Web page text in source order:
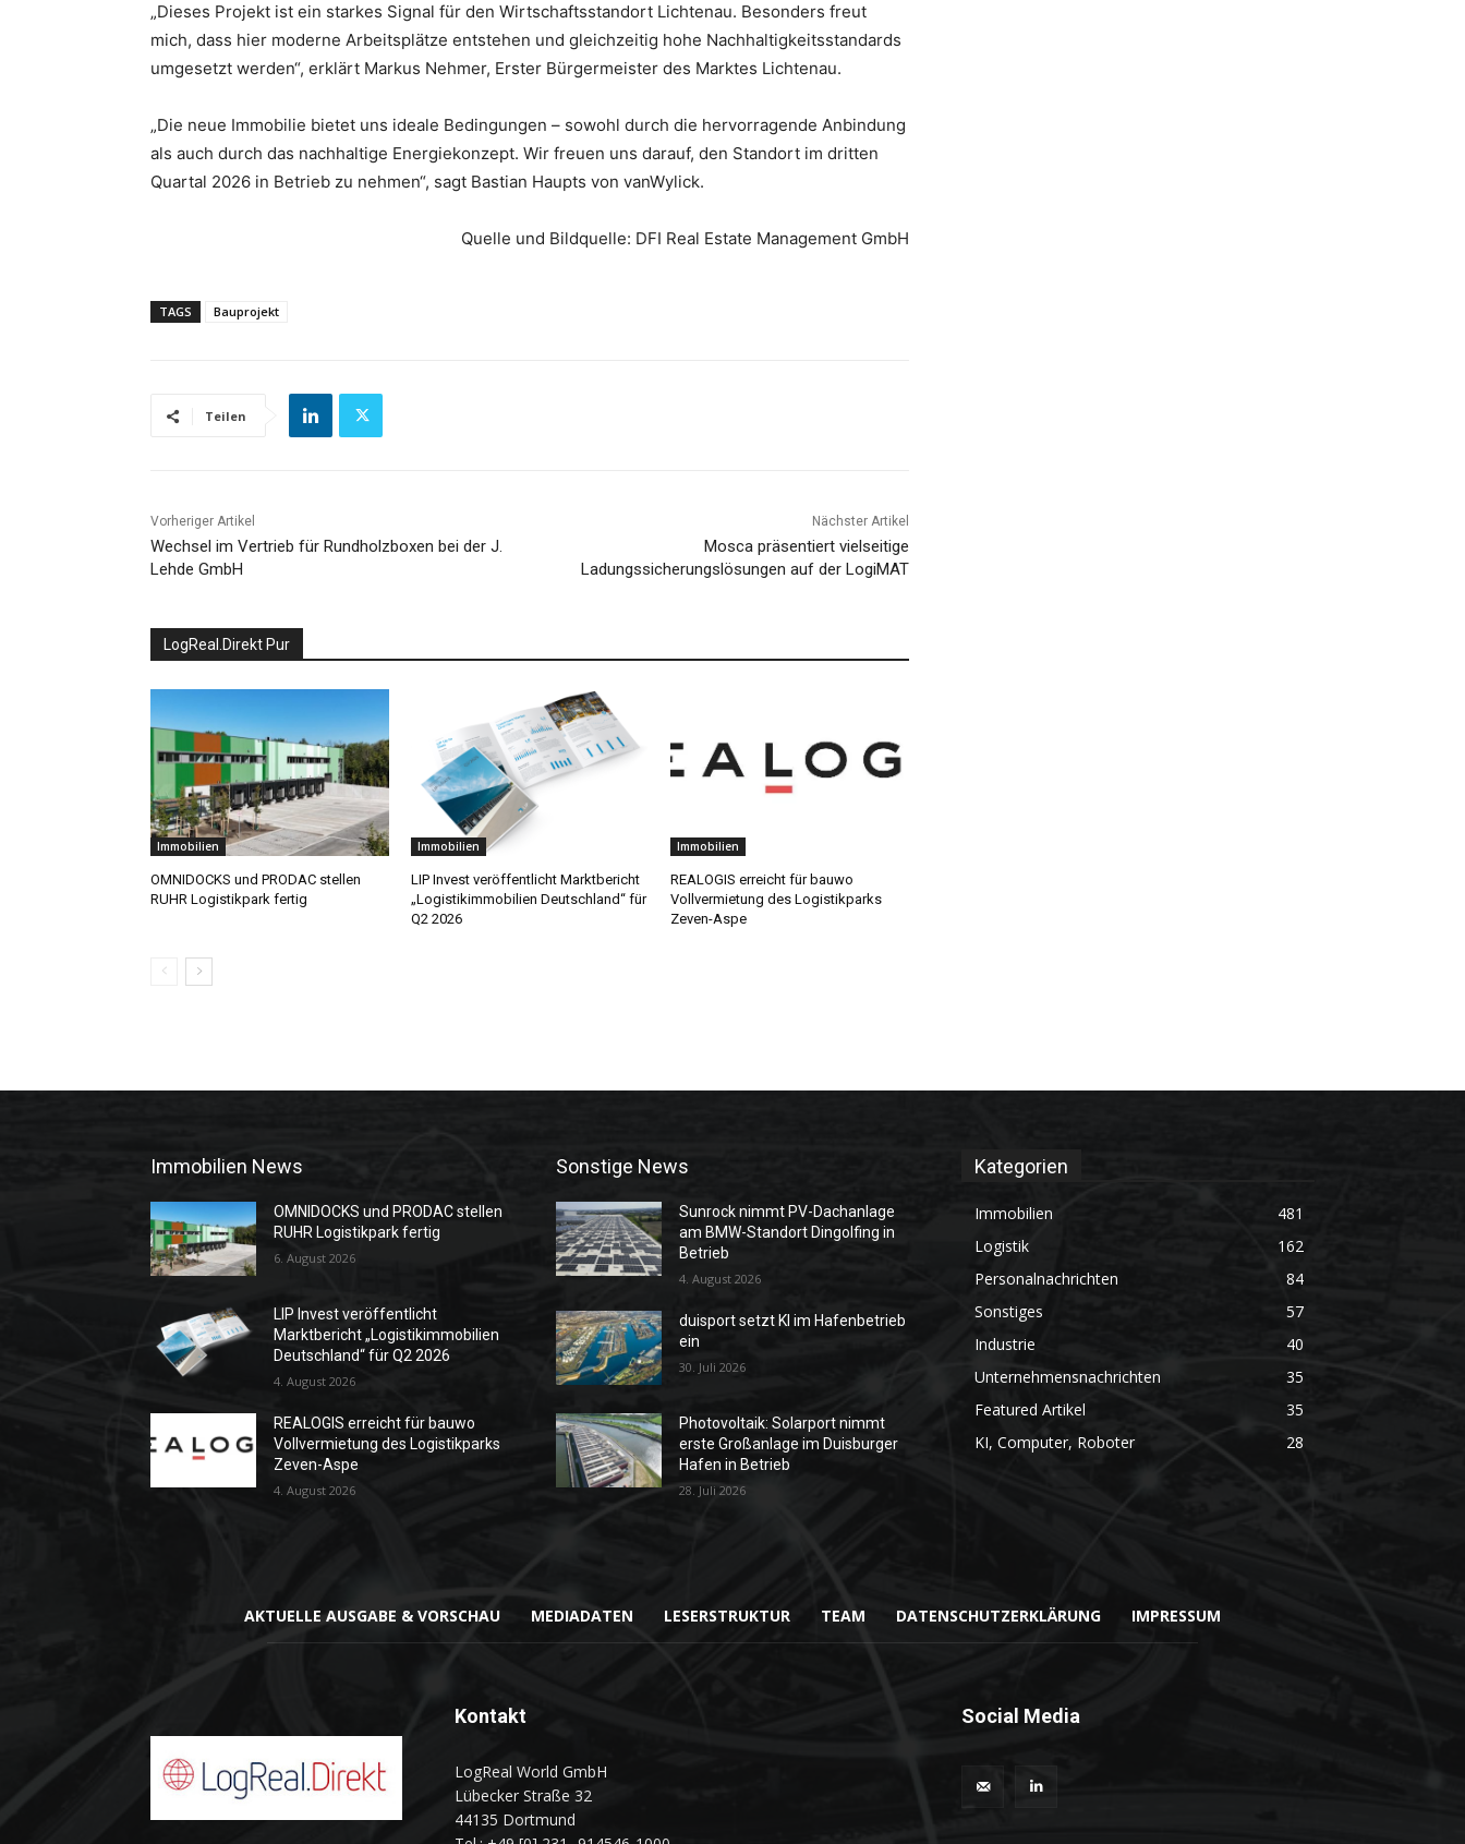
„Dieses Projekt ist ein starkes Signal für den Wirtschaftsstandort Lichtenau. Besonders freut
mich, dass hier moderne Arbeitsplätze entstehen und gleichzeitig hohe Nachhaltigkeitsstandards
umgesetzt werden“, erklärt Markus Nehmer, Erster Bürgermeister des Marktes Lichtenau.
„Die neue Immobilie bietet uns ideale Bedingungen – sowohl durch die hervorragende Anbindung
als auch durch das nachhaltige Energiekonzept. Wir freuen uns darauf, den Standort im dritten
Quartal 2026 in Betrieb zu nehmen“, sagt Bastian Haupts von vanWylick.
Quelle und Bildquelle: DFI Real Estate Management GmbH
TAGS Bauprojekt
Teilen
Vorheriger Artikel
Wechsel im Vertrieb für Rundholzboxen bei der J.
Lehde GmbH
Nächster Artikel
Mosca präsentiert vielseitige
Ladungssicherungslösungen auf der LogiMAT
LogReal.Direkt Pur
Immobilien
OMNIDOCKS und PRODAC stellen
RUHR Logistikpark fertig
Immobilien
LIP Invest veröffentlicht Marktbericht
„Logistikimmobilien Deutschland“ für
Q2 2026
Immobilien
REALOGIS erreicht für bauwo
Vollvermietung des Logistikparks
Zeven-Aspe
Immobilien News
OMNIDOCKS und PRODAC stellen
RUHR Logistikpark fertig
6. August 2026
LIP Invest veröffentlicht
Marktbericht „Logistikimmobilien
Deutschland“ für Q2 2026
4. August 2026
REALOGIS erreicht für bauwo
Vollvermietung des Logistikparks
Zeven-Aspe
4. August 2026
Sonstige News
Sunrock nimmt PV-Dachanlage
am BMW-Standort Dingolfing in
Betrieb
4. August 2026
duisport setzt KI im Hafenbetrieb
ein
30. Juli 2026
Photovoltaik: Solarport nimmt
erste Großanlage im Duisburger
Hafen in Betrieb
28. Juli 2026
Kategorien
Immobilien
481
Logistik
162
Personalnachrichten
84
Sonstiges
57
Industrie
40
Unternehmensnachrichten
35
Featured Artikel
35
KI, Computer, Roboter
28
AKTUELLE AUSGABE & VORSCHAU MEDIADATEN LESERSTRUKTUR TEAM DATENSCHUTZERKLÄRUNG IMPRESSUM
Kontakt
LogReal World GmbH
Lübecker Straße 32
44135 Dortmund
Social Media